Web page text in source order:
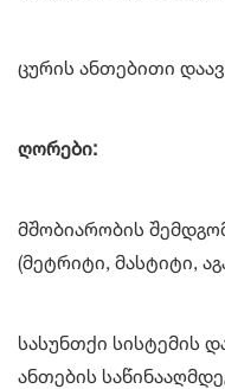
ცურის ანთებითი
ღორები:
მშობიარობის
(მეტრიტი, მასტიტი,
სასუნთქი სისტემის
ანთების